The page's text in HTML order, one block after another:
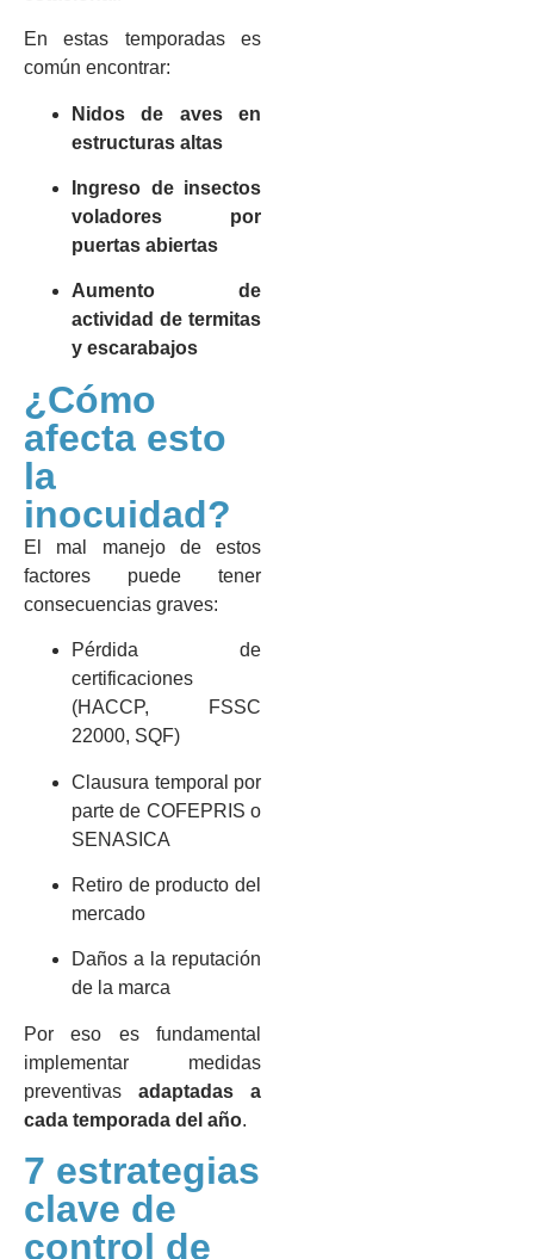
En estas temporadas es
común encontrar:
Nidos de aves en
estructuras altas
Ingreso de insectos
voladores por
puertas abiertas
Aumento de
actividad de termitas
y escarabajos
¿Cómo
afecta esto
la
inocuidad?
El mal manejo de estos
factores puede tener
consecuencias graves:
Pérdida de
certificaciones
(HACCP, FSSC
22000, SQF)
Clausura temporal por
parte de COFEPRIS o
SENASICA
Retiro de producto del
mercado
Daños a la reputación
de la marca
Por eso es fundamental
implementar medidas
preventivasadaptadas a
cada temporada del año.
7 estrategias
clave de
control de